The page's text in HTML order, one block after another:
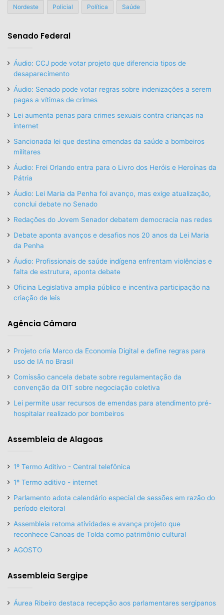
Nordeste Policial Política Saúde
Senado Federal
Áudio: CCJ pode votar projeto que diferencia tipos de
desaparecimento
Áudio: Senado pode votar regras sobre indenizações a serem
pagas a vítimas de crimes
Lei aumenta penas para crimes sexuais contra crianças na
internet
Sancionada lei que destina emendas da saúde a bombeiros
militares
Áudio: Frei Orlando entra para o Livro dos Heróis e Heroínas da
Pátria
Áudio: Lei Maria da Penha foi avanço, mas exige atualização,
conclui debate no Senado
Redações do Jovem Senador debatem democracia nas redes
Debate aponta avanços e desafios nos 20 anos da Lei Maria
da Penha
Áudio: Profissionais de saúde indígena enfrentam violências e
falta de estrutura, aponta debate
Oficina Legislativa amplia público e incentiva participação na
criação de leis
Agência Câmara
Projeto cria Marco da Economia Digital e define regras para
uso de IA no Brasil
Comissão cancela debate sobre regulamentação da
convenção da OIT sobre negociação coletiva
Lei permite usar recursos de emendas para atendimento pré-
hospitalar realizado por bombeiros
Assembleia de Alagoas
1º Termo Aditivo - Central telefônica
1º Termo aditivo - internet
Parlamento adota calendário especial de sessões em razão do
período eleitoral
Assembleia retoma atividades e avança projeto que
reconhece Canoas de Tolda como patrimônio cultural
AGOSTO
Assembleia Sergipe
Áurea Ribeiro destaca recepção aos parlamentares sergipanos